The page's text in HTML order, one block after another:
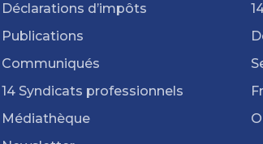
Déclarations d’impôts
Publications
Communiqués
14 Syndicats professionnels
Médiathèque